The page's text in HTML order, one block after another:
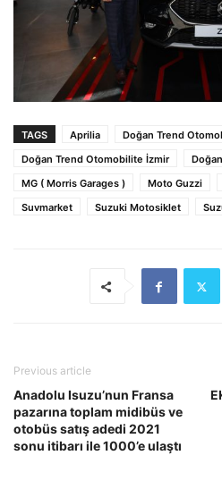
TAGS Aprilia
Doğan Trend
Doğan Trend Otomobilite İzmir
MG ( Morris Garages )
Moto Guzzi
Suvmarket
Suzuki Motosiklet
Previous article
Anadolu Isuzu’nun Fransa
pazarına toplam midibüs ve
otobüs satış adedi 2021
sonu itibarı ile 1000’e ulaştı